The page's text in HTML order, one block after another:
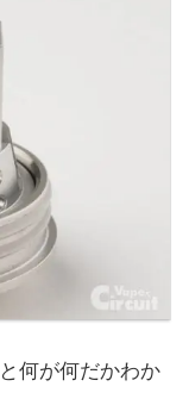
何が何だかわか